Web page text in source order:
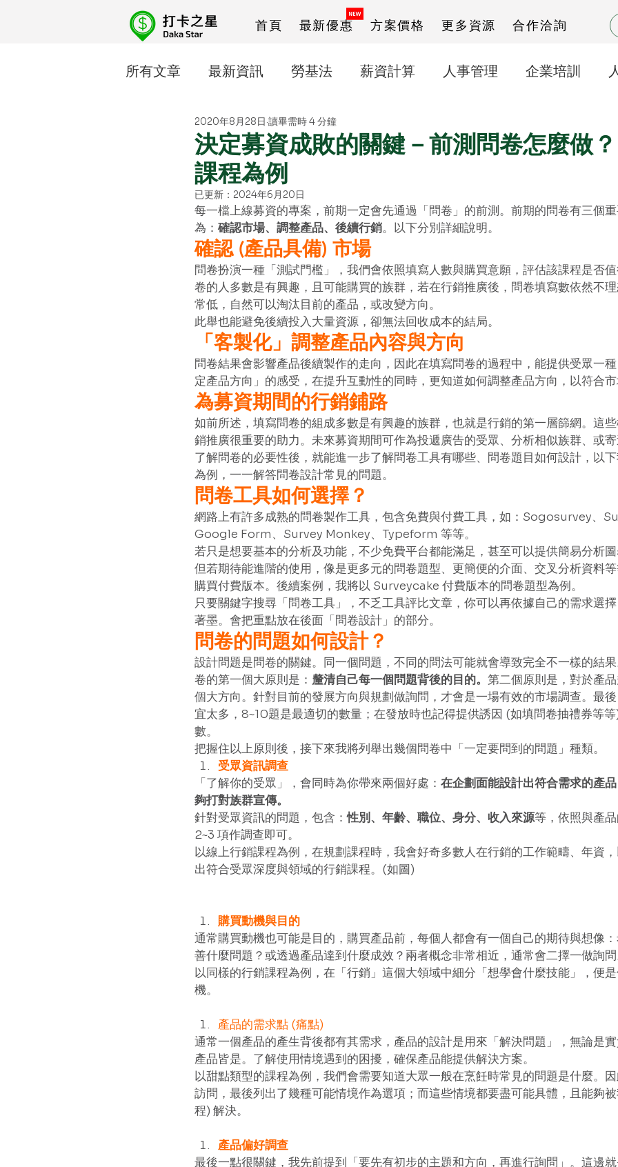
首頁 最新優惠 方案價格 更多資源 合作洽詢
所有文章 最新資訊 勞基法 薪資計算 人事管理 企業培訓
人資忙什麼 線上課程 打卡之星操作說明
決定募資成敗的關鍵－前測問卷怎麼做
課程為例
2020年8月28日 讀畢需時 4 分鐘
已更新： 2024年6月20日
每一檔上線募資的專案，前期一定會先通過「問卷」的前測。前期的問卷有三個
為： 確認市場、調整產品、後續行銷。以下分別詳細說明。
確認 (產品具備) 市場
問卷扮演一種「測試門檻」，我們會依照填寫人數與購買意願，評估該課程是否
卷的人多數是有興趣，且可能購買的族群，若在行銷推廣後，問卷填寫數依然不
常低，自然可以淘汰目前的產品，或改變方向。
此舉也能避免後續投入大量資源，卻無法回收成本的結局。
「客製化」調整產品內容與方向
問卷結果會影響產品後續製作的走向，因此在填寫問卷的過程中，能提供受眾一
定產品方向」的感受，在提升互動性的同時，更知道如何調整產品方向，以符合
為募資期間的行銷鋪路
如前所述，填寫問卷的組成多數是有興趣的族群，也就是行銷的第一層篩網。這
銷推廣很重要的助力。未來募資期間可作為投遞廣告的受眾、分析相似族群、或
了解問卷的必要性後，就能進一步了解問卷工具有哪些、問卷題目如何設計，以
為例，一一解答問卷設計常見的問題。
問卷工具如何選擇？
網路上有許多成熟的問卷製作工具，包含免費與付費工具，如：Sogosurvey、
Google Form、Survey Monkey、Typeform 等等。
若只是想要基本的分析及功能，不少免費平台都能滿足，甚至可以提供簡易分析
但若期待能進階的使用，像是更多元的問卷題型、更簡便的介面、交叉分析資料
購買付費版本。後續案例，我將以 Surveycake 付費版本的問卷題型為例。
只要關鍵字搜尋「問卷工具」，不乏工具評比文章，你可以再依據自己的需求選
著墨。會把重點放在後面「問卷設計」的部分。
問卷的問題如何設計？
設計問題是問卷的關鍵。同一個問題，不同的問法可能就會導致完全不一樣的結
卷的第一個大原則是： 釐清自己每一個問題背後的目的。 第二個原則是，對於產
個大方向。針對目前的發展方向與規劃做詢問，才會是一場有效的市場調查。最
宜太多，8~10題是最適切的數量；在發放時也記得提供誘因 (如填問卷抽禮券等
數。
把握住以上原則後，接下來我將列舉出幾個問卷中「一定要問到的問題」種類。
受眾資訊調查
「了解你的受眾」，會同時為你帶來兩個好處： 在企劃面能設計出符合需求的產
夠打對族群宣傳。
針對受眾資訊的問題，包含：性別、年齡、職位、身分、收入來源等，依照與產
2~3 項作調查即可。
以線上行銷課程為例，在規劃課程時，我會好奇多數人在行銷的工作範疇、年資
出符合受眾深度與領域的行銷課程。(如圖)
購買動機與目的
通常購買動機也可能是目的，購買產品前，每個人都會有一個自己的期待與想像
善什麼問題？或透過產品達到什麼成效？兩者概念非常相近，通常會二擇一做詢
以同樣的行銷課程為例，在「行銷」這個大領域中細分「想學會什麼技能」，便
機。
產品的需求點 (痛點)
通常一個產品的產生背後都有其需求，產品的設計是用來「解決問題」，無論是
產品皆是。了解使用情境遇到的困擾，確保產品能提供解決方案。
以甜點類型的課程為例，我們會需要知道大眾一般在烹飪時常見的問題是什麼。
訪問，最後列出了幾種可能情境作為選項；而這些情境都要盡可能具體，且能夠
程) 解決。
產品偏好調查
最後一點很關鍵，我先前提到「要先有初步的主題和方向，再進行詢問」。這邊